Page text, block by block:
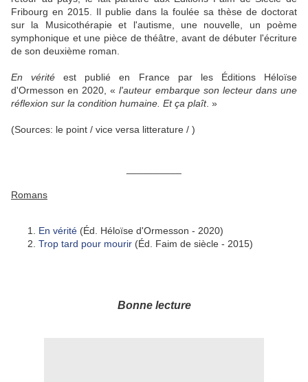
Fribourg en 2015. Il publie dans la foulée sa thèse de doctorat
sur la Musicothérapie et l'autisme, une nouvelle, un poème
symphonique et une pièce de théâtre, avant de débuter l'écriture
de son deuxième roman.
En vérité est publié en France par les Éditions Héloïse
d'Ormesson en 2020,« l'auteur embarque son lecteur dans une
réflexion sur la condition humaine. Et ça plaît. »
(Sources: le point / vice versa litterature / )
Romans
En vérité (Éd. Héloïse d'Ormesson - 2020)
Trop tard pour mourir (Éd. Faim de siècle - 2015)
Bonne lecture